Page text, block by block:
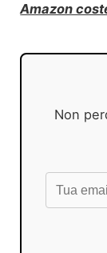
Amazon
Non